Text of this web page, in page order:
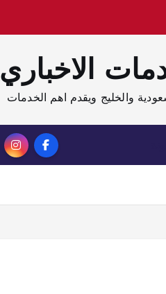
الاخباري
والخليج ويقدم اهم الخدمات